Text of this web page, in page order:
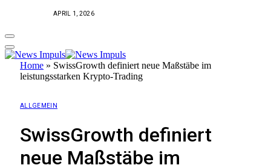
APRIL 1, 2026
Home » SwissGrowth definiert neue Maßstäbe im
leistungsstarken Krypto-Trading
ALLGEMEIN
SwissGrowth definiert
neue Maßstäbe im